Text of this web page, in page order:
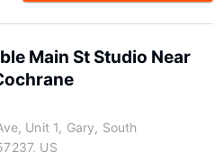
Main St Studio Near
Unit 1, Gary, South
US